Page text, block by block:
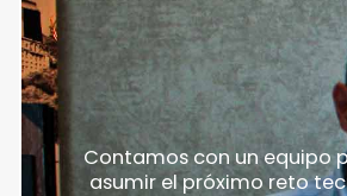
Contamos con un equipo
asumir el próximo reto